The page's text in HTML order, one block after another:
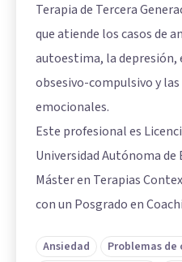
Terapia de Tercera
que atiende los casos de
autoestima, la
obsesivo-compulsivo y
emocionales.
Este profesional es
Universidad Autónoma
Máster en Terapias
con un Posgrado en
Ansiedad
Problemas